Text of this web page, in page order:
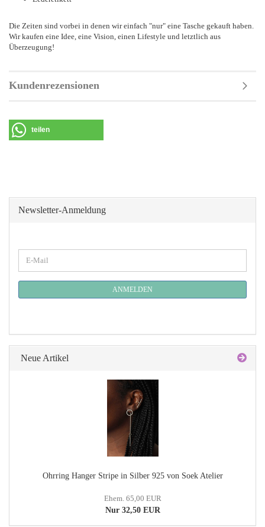
Die Zeiten sind vorbei in denen wir einfach "nur" eine Tasche gekauft haben.
Wir kaufen eine Idee, eine Vision, einen Lifestyle und letztlich aus
Überzeugung!
Kundenrezensionen
teilen
Newsletter-Anmeldung
ZUR
E-
Mail
ANMELDEN
Neue Artikel
Ohrring Hanger Stripe in Silber 925 von Soek Atelier
Ehem. 65,00 EUR
Nur 32,50 EUR